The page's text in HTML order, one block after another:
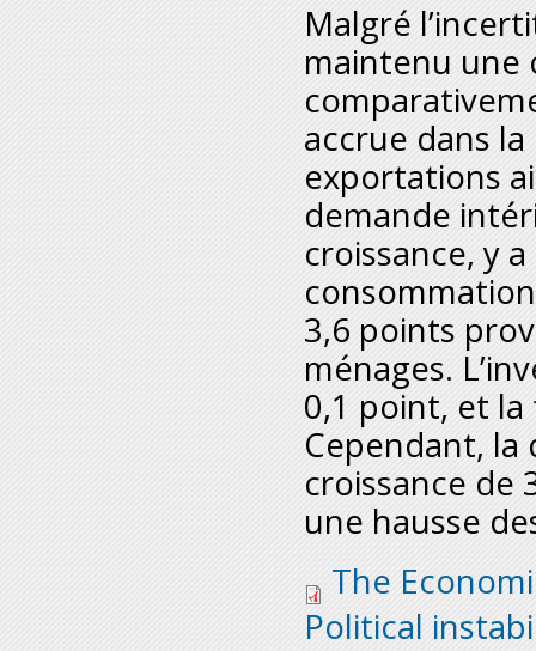
Malgré
maintenu une
accrue dans
exportations
demande
croissance, y
3,6 points
ménages.
0,1 point, et
Cependant,
croissance de
une hausse
note-on-
The
Political